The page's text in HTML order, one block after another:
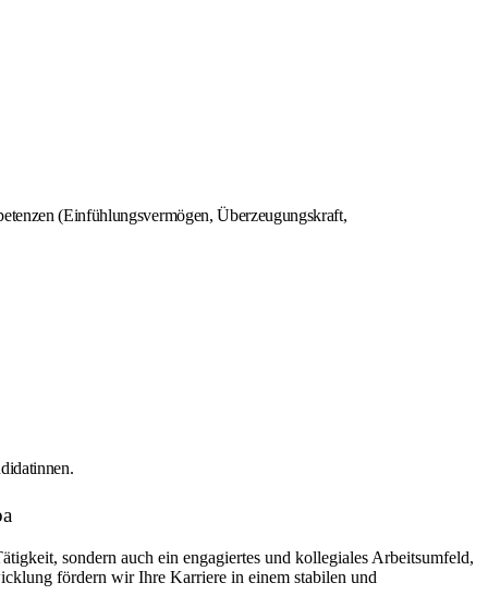
(Einfühlungsvermögen, Überzeugungskraft,
sondern auch ein engagiertes und kollegiales Arbeitsumfeld,
fördern wir Ihre Karriere in einem stabilen und